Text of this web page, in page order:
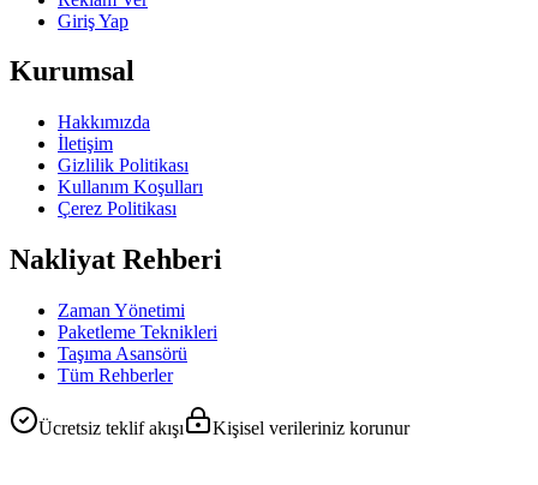
Giriş Yap
Kurumsal
Hakkımızda
İletişim
Gizlilik Politikası
Kullanım Koşulları
Çerez Politikası
Nakliyat Rehberi
Zaman Yönetimi
Paketleme Teknikleri
Taşıma Asansörü
Tüm Rehberler
Ücretsiz teklif akışı Kişisel verileriniz korunur